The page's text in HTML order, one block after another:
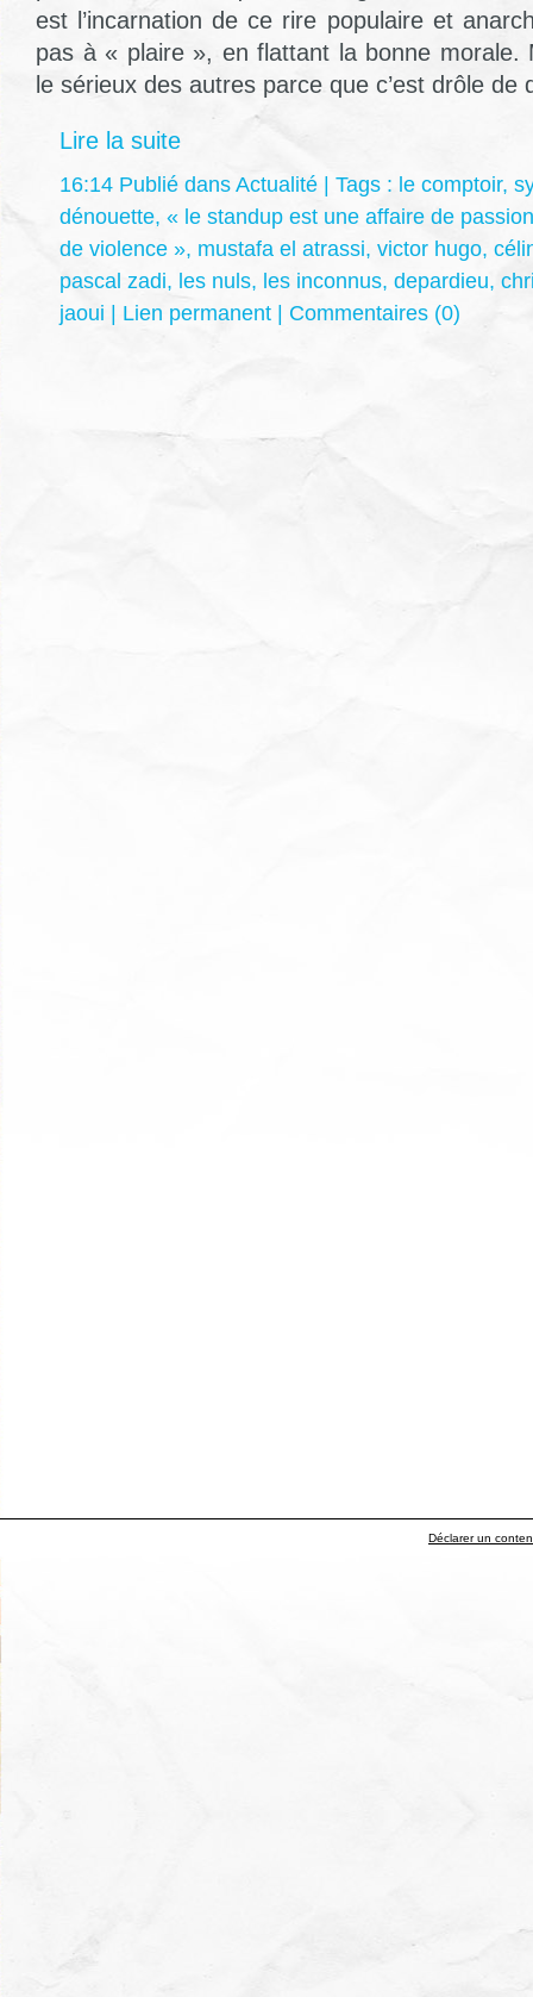
est l’incarnation de ce rire populaire et
pas à « plaire », en flattant la bonne morale.
le sérieux des autres parce que c’est drôle de
Lire la suite
16:14 Publié dans Actualité | Tags : le comptoir,
dénouette, « le standup est une affaire de
de violence », mustafa el atrassi, victor hugo,
pascal zadi, les nuls, les inconnus, depardieu,
jaoui | Lien permanent | Commentaires (0)
Déclarer un